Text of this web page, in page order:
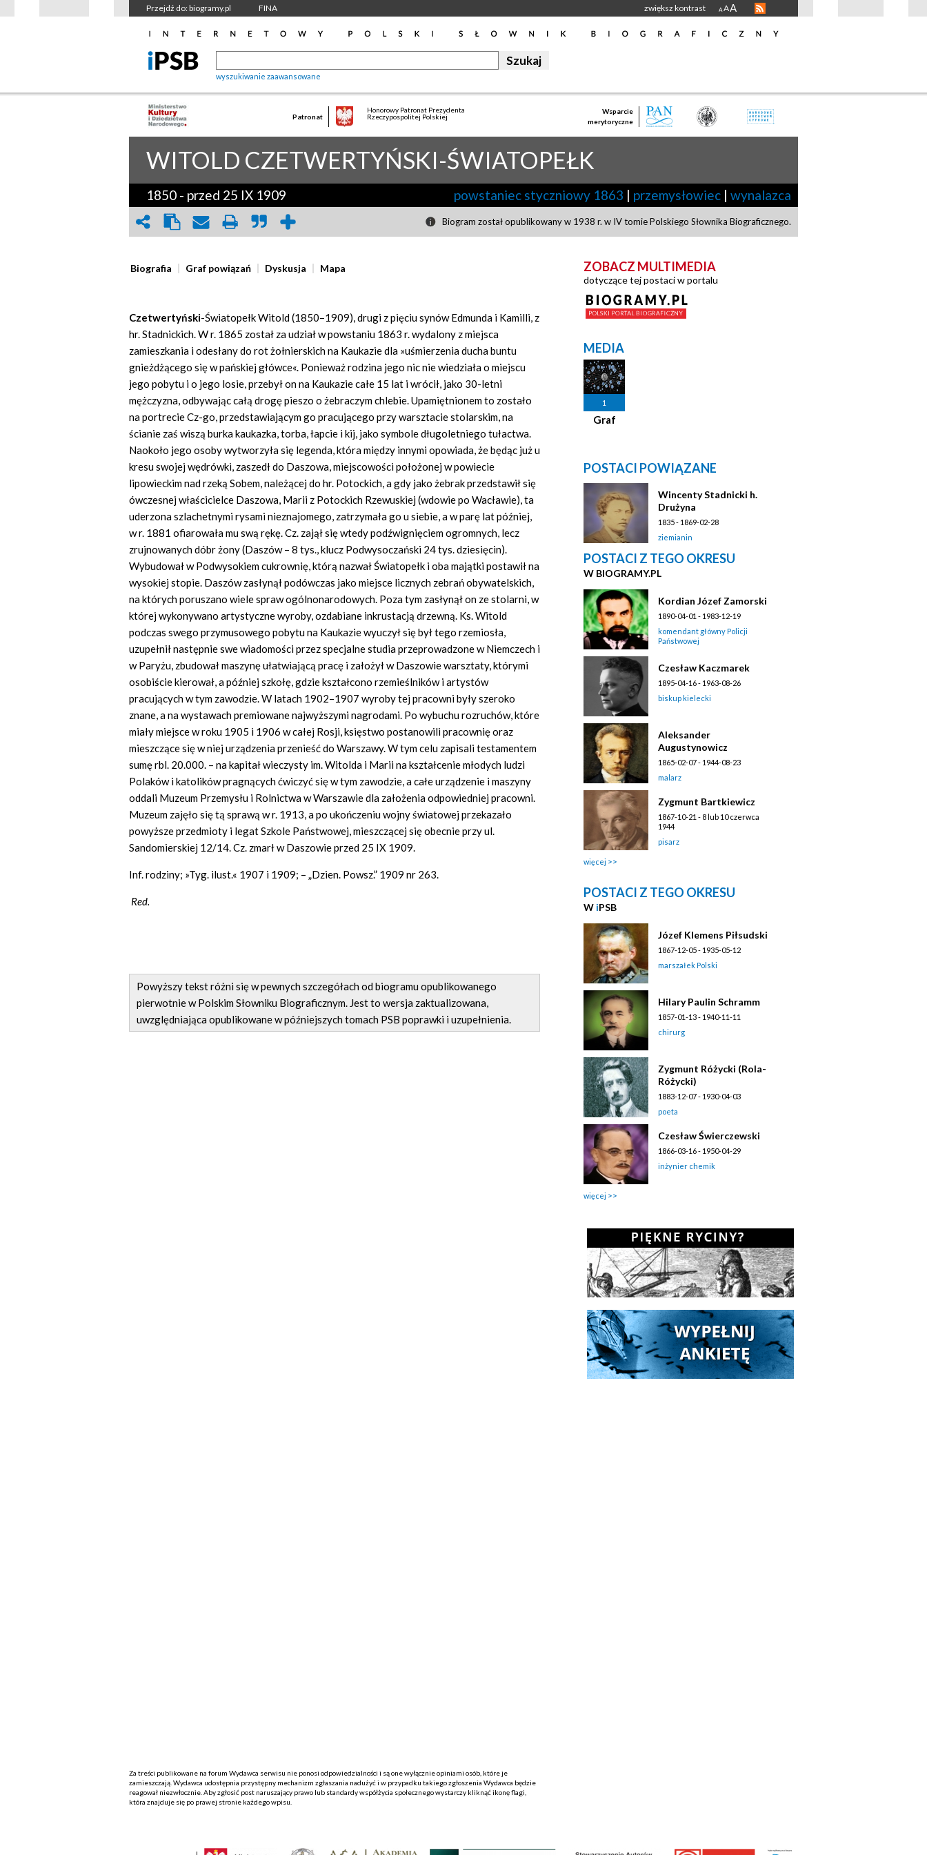
Przejdź do: biogramy.pl FINA zwiększ kontrast A AA
wyszukiwanie zaawansowane
Patronat
Honorowy Patronat Prezydenta
Rzeczypospolitej Polskiej
Wsparcie
merytoryczne
WITOLD CZETWERTYŃSKI-ŚWIATOPEŁK
1850 - przed 25 IX 1909 powstaniec styczniowy 1863 | przemysłowiec | wynalazca
Biogram został opublikowany w 1938 r. w IV tomie Polskiego Słownika Biograficznego.
Biografia Graf powiązań Dyskusja Mapa
Czetwertyński-Światopełk Witold (1850–1909), drugi z pięciu synów Edmunda i Kamilli, z
hr. Stadnickich. W r. 1865 został za udział w powstaniu 1863 r. wydalony z miejsca
zamieszkania i odesłany do rot żołnierskich na Kaukazie dla »uśmierzenia ducha buntu
gnieżdżącego się w pańskiej główce«. Ponieważ rodzina jego nic nie wiedziała o miejscu
jego pobytu i o jego losie, przebył on na Kaukazie całe 15 lat i wrócił, jako 30-letni
mężczyzna, odbywając całą drogę pieszo o żebraczym chlebie. Upamiętnionem to zostało
na portrecie Cz-go, przedstawiającym go pracującego przy warsztacie stolarskim, na
ścianie zaś wiszą burka kaukazka, torba, łapcie i kij, jako symbole długoletniego tułactwa.
Naokoło jego osoby wytworzyła się legenda, która między innymi opowiada, że będąc już u
kresu swojej wędrówki, zaszedł do Daszowa, miejscowości położonej w powiecie
lipowieckim nad rzeką Sobem, należącej do hr. Potockich, a gdy jako żebrak przedstawił się
ówczesnej właścicielce Daszowa, Marii z Potockich Rzewuskiej (wdowie po Wacławie), ta
uderzona szlachetnymi rysami nieznajomego, zatrzymała go u siebie, a w parę lat później,
w r. 1881 ofiarowała mu swą rękę. Cz. zajął się wtedy podźwignięciem ogromnych, lecz
zrujnowanych dóbr żony (Daszów – 8 tys., klucz Podwysoczański 24 tys. dziesięcin).
Wybudował w Podwysokiem cukrownię, którą nazwał Światopełk i oba majątki postawił na
wysokiej stopie. Daszów zasłynął podówczas jako miejsce licznych zebrań obywatelskich,
na których poruszano wiele spraw ogólnonarodowych. Poza tym zasłynął on ze stolarni, w
której wykonywano artystyczne wyroby, ozdabiane inkrustacją drzewną. Ks. Witold
podczas swego przymusowego pobytu na Kaukazie wyuczył się był tego rzemiosła,
uzupełnił następnie swe wiadomości przez specjalne studia przeprowadzone w Niemczech i
w Paryżu, zbudował maszynę ułatwiającą pracę i założył w Daszowie warsztaty, którymi
osobiście kierował, a później szkołę, gdzie kształcono rzemieślników i artystów
pracujących w tym zawodzie. W latach 1902–1907 wyroby tej pracowni były szeroko
znane, a na wystawach premiowane najwyższymi nagrodami. Po wybuchu rozruchów, które
miały miejsce w roku 1905 i 1906 w całej Rosji, księstwo postanowili pracownię oraz
mieszczące się w niej urządzenia przenieść do Warszawy. W tym celu zapisali testamentem
sumę rbl. 20.000. – na kapitał wieczysty im. Witolda i Marii na kształcenie młodych ludzi
Polaków i katolików pragnących ćwiczyć się w tym zawodzie, a całe urządzenie i maszyny
oddali Muzeum Przemysłu i Rolnictwa w Warszawie dla założenia odpowiedniej pracowni.
Muzeum zajęło się tą sprawą w r. 1913, a po ukończeniu wojny światowej przekazało
powyższe przedmioty i legat Szkole Państwowej, mieszczącej się obecnie przy ul.
Sandomierskiej 12/14. Cz. zmarł w Daszowie przed 25 IX 1909.
Inf. rodziny; »Tyg. ilust.« 1907 i 1909; – „Dzien. Powsz.” 1909 nr 263.
Red.
Powyższy tekst różni się w pewnych szczegółach od biogramu opublikowanego
pierwotnie w Polskim Słowniku Biograficznym. Jest to wersja zaktualizowana,
uwzględniająca opublikowane w późniejszych tomach PSB poprawki i uzupełnienia.
Za treści publikowane na forum Wydawca serwisu nie ponosi odpowiedzialności i są one wyłącznie opiniami osób, które je
zamieszczają. Wydawca udostępnia przystępny mechanizm zgłaszania nadużyć i w przypadku takiego zgłoszenia Wydawca będzie
reagował niezwłocznie. Aby zgłosić post naruszający prawo lub standardy współżycia społecznego wystarczy kliknąć ikonę flagi,
która znajduje się po prawej stronie każdego wpisu.
ZOBACZ MULTIMEDIA
dotyczące tej postaci w portalu
MEDIA
1
Graf
POSTACI POWIĄZANE
Wincenty Stadnicki h.
Drużyna
1835 - 1869-02-28
ziemianin
POSTACI Z TEGO OKRESU
W BIOGRAMY.PL
Kordian Józef Zamorski
1890-04-01 - 1983-12-19
komendant główny Policji
Państwowej
Czesław Kaczmarek
1895-04-16 - 1963-08-26
biskup kielecki
Aleksander
Augustynowicz
1865-02-07 - 1944-08-23
malarz
Zygmunt Bartkiewicz
1867-10-21 - 8 lub 10 czerwca
1944
pisarz
więcej
POSTACI Z TEGO OKRESU
W iPSB
Józef Klemens Piłsudski
1867-12-05 - 1935-05-12
marszałek Polski
Hilary Paulin Schramm
1857-01-13 - 1940-11-11
chirurg
Zygmunt Różycki (Rola-
Różycki)
1883-12-07 - 1930-04-03
poeta
Czesław Świerczewski
1866-03-16 - 1950-04-29
inżynier chemik
więcej